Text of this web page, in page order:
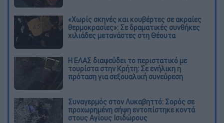
«Χωρίς σκηνές και κουβέρτες σε ακραίες
θερμοκρασίες»: Σε δραματικές συνθήκες
χιλιάδες μετανάστες στη Θέουτα
Η ΕΛΑΣ διαψεύδει το περιστατικό με
τουρίστα στην Κρήτη: Σε ενήλικη η
πρόταση για σεξουαλική συνεύρεση
Συναγερμός στον Λυκαβηττό: Σορός σε
προχωρημένη σήψη εντοπίστηκε κοντά
στους Αγίους Ισιδώρους